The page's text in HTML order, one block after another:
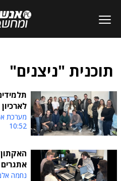
תוכנית "ניצנים"
מערכת
10:52
האקתון
נחמה